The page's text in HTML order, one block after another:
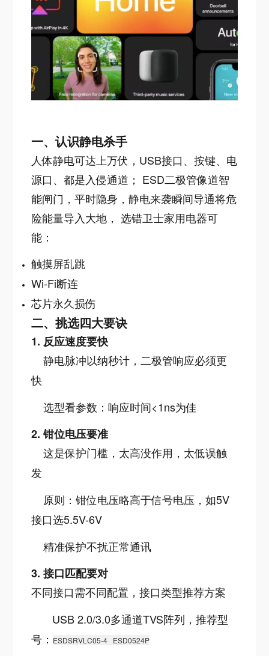
一、认识静电杀手
人体静电可达上万伏，USB接口、按键、电
源口、都是入侵通道； ESD二极管像道智
能闸门，平时隐身，静电来袭瞬间导通将危
险能量导入大地， 选错卫士家用电器可
能：
触摸屏乱跳
Wi-Fi断连
芯片永久损伤
二、挑选四大要诀
1. 反应速度要快
静电脉冲以纳秒计，二极管响应必须更
快
选型看参数：响应时间<1ns为佳
2. 钳位电压要准
这是保护门槛，太高没作用，太低误触
发
原则：钳位电压略高于信号电压，如5V
接口选5.5V-6V
精准保护不扰正常通讯
3. 接口匹配要对
不同接口需不同配置，接口类型推荐方案
USB 2.0/3.0多通道TVS阵列，推荐型
号： ESDSRVLC05-4 ESD0524P